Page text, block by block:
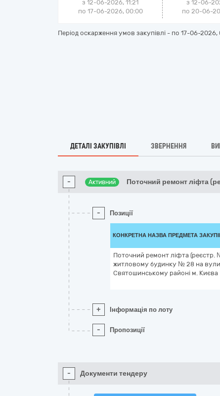
з 12-06-2026, 11:21
по 17-06-2026, 00:00
з 12-06-
по 20-06-
Період оскарження умов закупівлі - по 17-06-2026,
ДЕТАЛІ ЗАКУПІВЛІ ЗВЕРНЕННЯ
- Активний Поточний ремонт ліфта
- Позиції
КОНКРЕТНА НАЗВА ПРЕДМЕТА
Поточний ремонт ліфта (реєстр. №
житловому будинку № 28 на
Святошинському районі м. Києва
+ Інформація по лоту
- Пропозиції
- Документи тендеру